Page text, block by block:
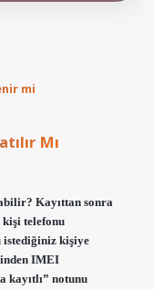
mi
Mı
Kayıttan sonra
kişi telefonu
istediğiniz kişiye
IMEI
kayıtlı” notunu